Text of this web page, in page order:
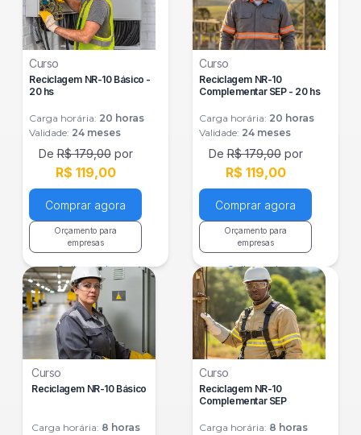
Curso
Reciclagem NR-10 Básico -
20 hs
Carga horária: 20 horas
Validade: 24 meses
DeR$ 179,00por
R$ 119,00
Comprar agora
Orçamento para
empresas
Saiba mais
Curso
Reciclagem NR-10
Complementar SEP - 20 hs
Carga horária: 20 horas
Validade: 24 meses
DeR$ 179,00por
R$ 119,00
Comprar agora
Orçamento para
empresas
Saiba mais
Curso
Reciclagem NR-10 Básico
Carga horária: 8 horas
Curso
Reciclagem NR-10
Complementar SEP
Carga horária: 8 horas